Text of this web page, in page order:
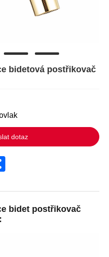
bidetová postřikovač
dotaz
bidet postřikovač